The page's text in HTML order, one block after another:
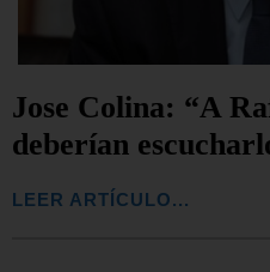
Jose Colina: “A
deberían
LEER ARTÍCULO...